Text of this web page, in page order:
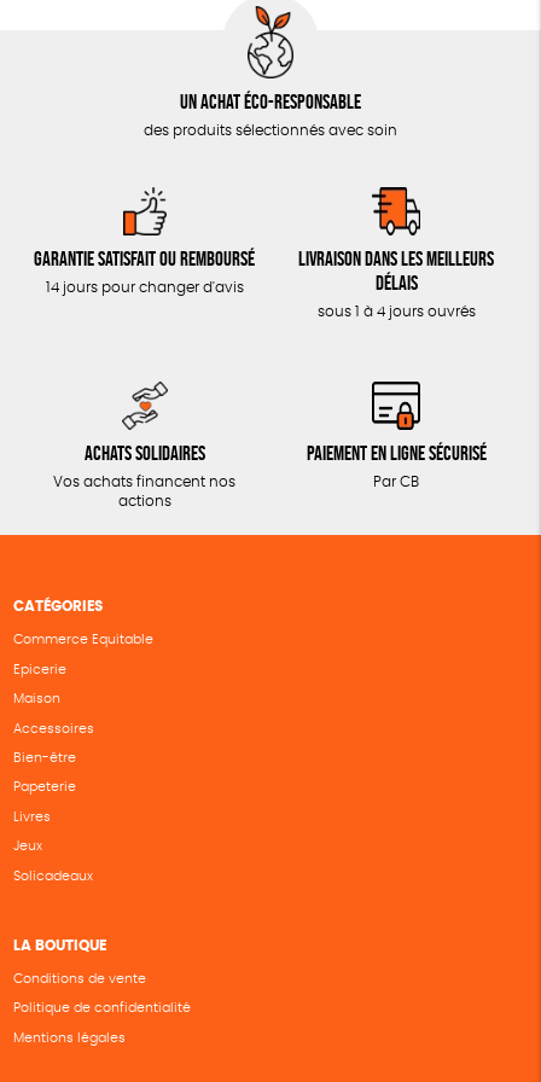
Un achat éco-responsable
des produits sélectionnés avec soin
Garantie satisfait ou remboursé
14 jours pour changer d'avis
Livraison dans les meilleurs
délais
sous 1 à 4 jours ouvrés
Achats solidaires
Vos achats financent nos
actions
Paiement en ligne sécurisé
Par CB
CATÉGORIES
Commerce Equitable
Epicerie
Maison
Accessoires
Bien-être
Papeterie
Livres
Jeux
Solicadeaux
LA BOUTIQUE
Conditions de vente
Politique de confidentialité
Mentions légales